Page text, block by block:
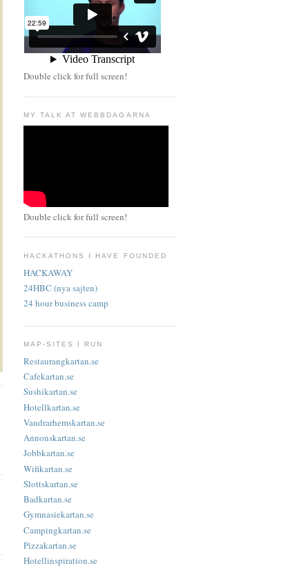
Double click for full screen!
MY TALK AT WEBBDAGARNA
Double click for full screen!
HACKATHONS I HAVE FOUNDED
HACKAWAY
24HBC (nya sajten)
24 hour business camp
MAP-SITES I RUN
Restaurangkartan.se
Cafekartan.se
Sushikartan.se
Hotellkartan.se
Vandrarhemskartan.se
Annonskartan.se
Jobbkartan.se
Wifikartan.se
Slottskartan.se
Badkartan.se
Gymnasiekartan.se
Campingkartan.se
Pizzakartan.se
Hotellinspiration.se